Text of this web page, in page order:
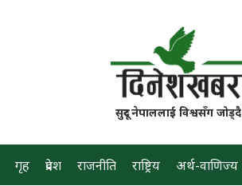
सुदूर नेपाललाई विश्वसँग जोड्दै
गृह प्रदेश राजनीति राष्ट्रिय अर्थ-वाणिज्य